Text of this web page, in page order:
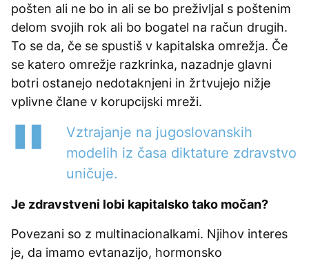
pošten ali ne bo in ali se bo preživljal s poštenim
delom svojih rok ali bo bogatel na račun drugih.
To se da, če se spustiš v kapitalska omrežja. Če
se katero omrežje razkrinka, nazadnje glavni
botri ostanejo nedotaknjeni in žrtvujejo nižje
vplivne člane v korupcijski mreži.
Vztrajanje na jugoslovanskih
modelih iz časa diktature zdravstvo
uničuje.
Je zdravstveni lobi kapitalsko tako močan?
Povezani so z multinacionalkami. Njihov interes
je, da imamo evtanazijo, hormonsko